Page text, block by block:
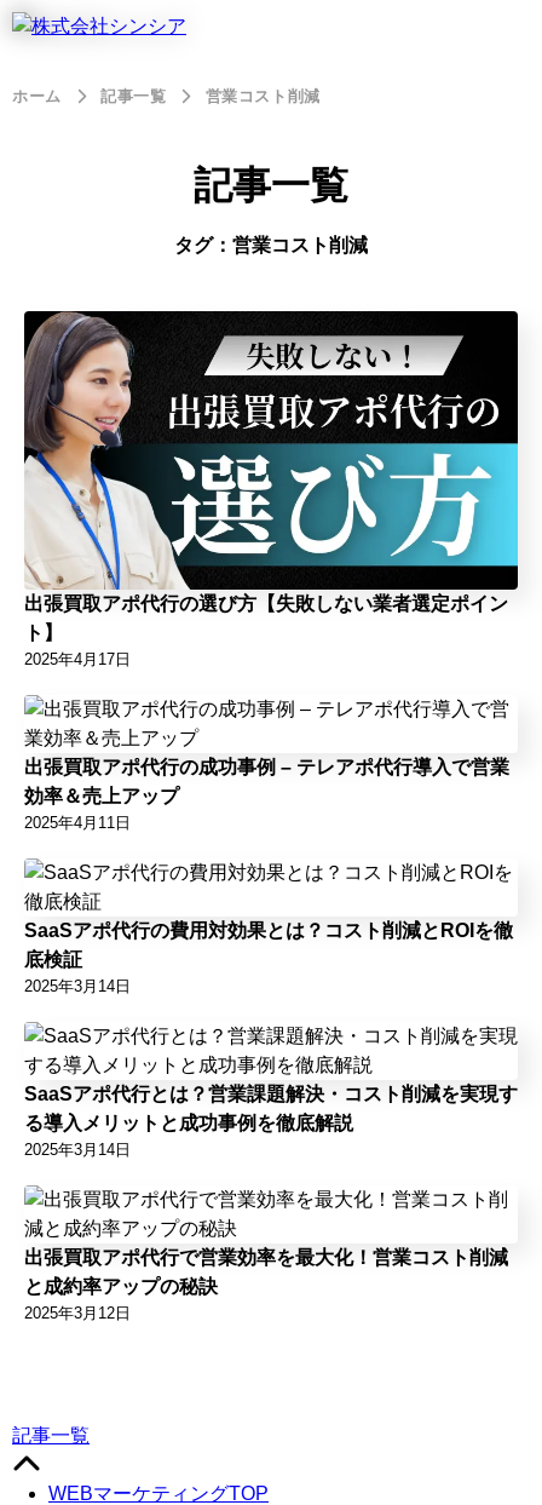
ホーム 記事一覧 営業コスト削減
記事一覧
タグ：営業コスト削減
出張買取アポ代行の選び方【失敗しない業者選定ポイン
ト】
2025年4月17日
出張買取アポ代行の成功事例 – テレアポ代行導入で営業
効率＆売上アップ
2025年4月11日
SaaSアポ代行の費用対効果とは？コスト削減とROIを徹
底検証
2025年3月14日
SaaSアポ代行とは？営業課題解決・コスト削減を実現す
る導入メリットと成功事例を徹底解説
2025年3月14日
出張買取アポ代行で営業効率を最大化！営業コスト削減
と成約率アップの秘訣
2025年3月12日
記事一覧
WEBマーケティングTOP